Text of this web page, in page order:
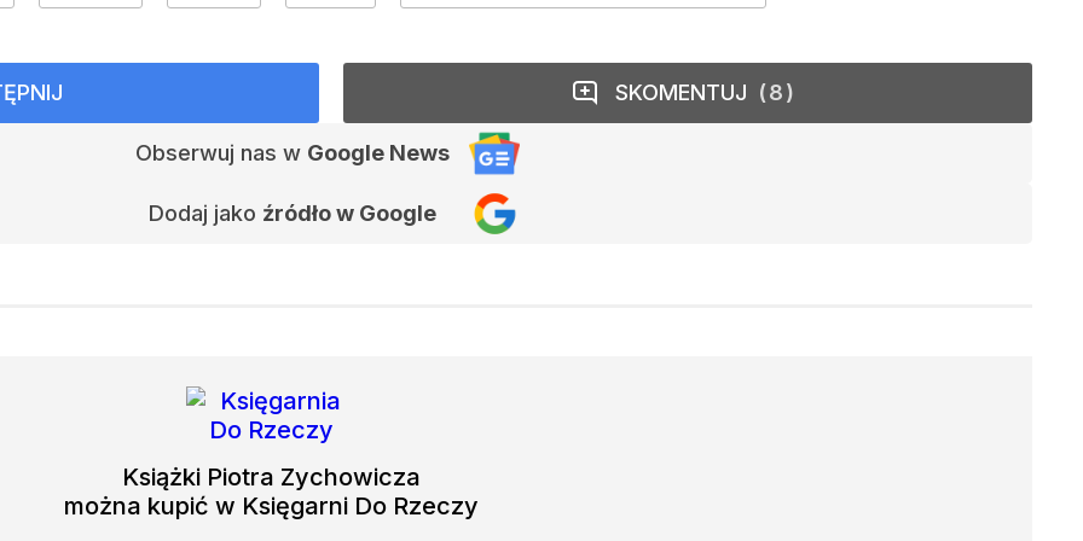
Obserwuj nas w Google News
Dodaj jako źródło w Google
SKOMENTUJ 8
Książki Piotra Zychowicza
można kupić w Księgarni Do Rzeczy